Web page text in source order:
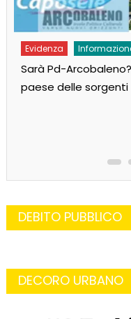
Evidenza
Sarà Pd-
paese delle sorgenti
DEBITO PUBBLICO
DECORO URBANO